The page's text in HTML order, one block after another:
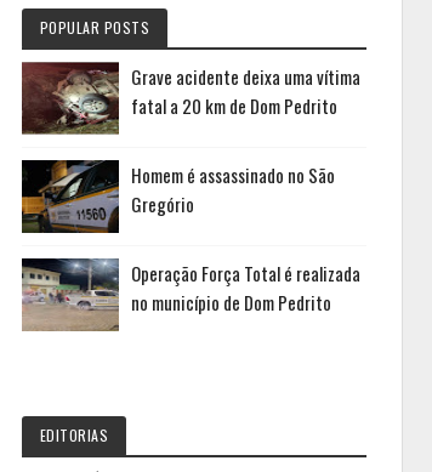
POPULAR POSTS
Grave acidente deixa uma vítima
fatal a 20 km de Dom Pedrito
Homem é assassinado no São
Gregório
Operação Força Total é realizada
no município de Dom Pedrito
EDITORIAS